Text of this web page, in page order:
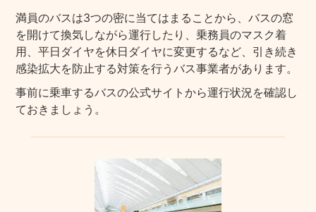
満員のバスは3つの密に当てはまることから、バスの窓
を開けて換気しながら運行したり、乗務員のマスク着
用、平日ダイヤを休日ダイヤに変更するなど、引き続き
感染拡大を防止する対策を行うバス事業者があります。
事前に乗車するバスの公式サイトから運行状況を確認し
ておきましょう。